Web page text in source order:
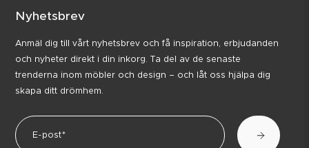
Nyhetsbrev
Anmäl dig till vårt nyhetsbrev och få inspiration, erbjudanden
och nyheter direkt i din inkorg. Ta del av de senaste
trenderna inom möbler och design – och låt oss hjälpa dig
skapa ditt drömhem.